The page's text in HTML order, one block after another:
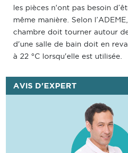
les pièces n'ont pas besoin
même manière. Selon
chambre doit tourner autour
d'une salle de bain doit en
à 22 °C lorsqu'elle est utilisée.
AVIS D'EXPERT